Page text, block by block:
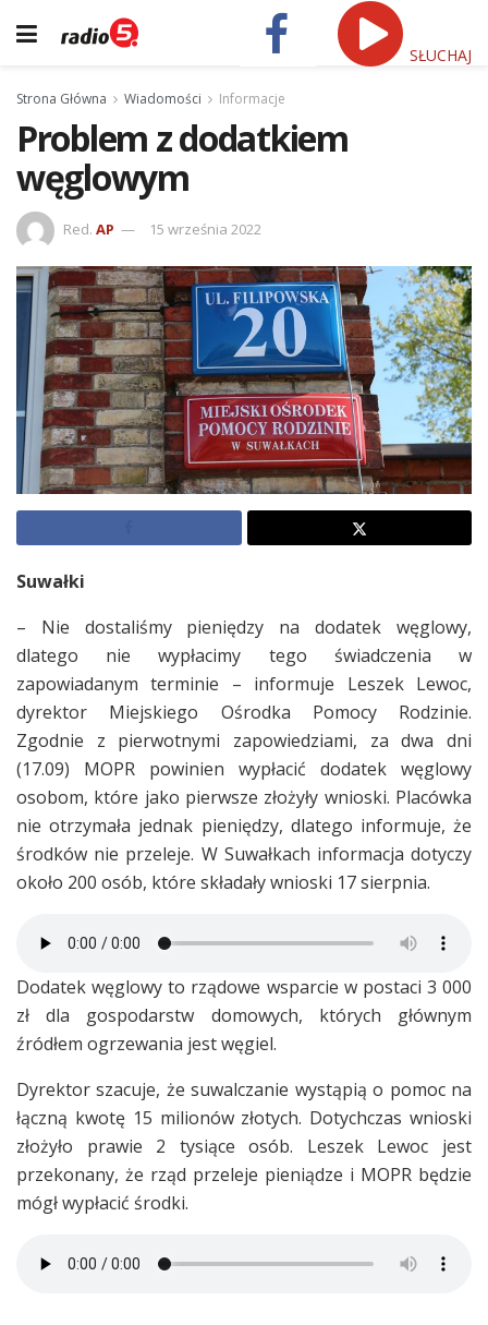
SŁUCHAJ
Strona Główna Wiadomości Informacje
Problem z dodatkiem
węglowym
Red. AP 15 września 2022
Suwałki
– Nie dostaliśmy pieniędzy na dodatek węglowy,
dlatego nie wypłacimy tego świadczenia w
zapowiadanym terminie – informuje Leszek Lewoc,
dyrektor Miejskiego Ośrodka Pomocy Rodzinie.
Zgodnie z pierwotnymi zapowiedziami, za dwa dni
(17.09) MOPR powinien wypłacić dodatek węglowy
osobom, które jako pierwsze złożyły wnioski. Placówka
nie otrzymała jednak pieniędzy, dlatego informuje, że
środków nie przeleje. W Suwałkach informacja dotyczy
około 200 osób, które składały wnioski 17 sierpnia.
Dodatek węglowy to rządowe wsparcie w postaci 3 000
zł dla gospodarstw domowych, których głównym
źródłem ogrzewania jest węgiel.
Dyrektor szacuje, że suwalczanie wystąpią o pomoc na
łączną kwotę 15 milionów złotych. Dotychczas wnioski
złożyło prawie 2 tysiące osób. Leszek Lewoc jest
przekonany, że rząd przeleje pieniądze i MOPR będzie
mógł wypłacić środki.